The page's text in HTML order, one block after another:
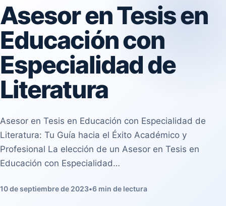
Asesor en Tesis en
Educación con
Especialidad de
Literatura
Asesor en Tesis en Educación con Especialidad de
Literatura: Tu Guía hacia el Éxito Académico y
Profesional La elección de un Asesor en Tesis en
Educación con Especialidad…
10 de septiembre de 2023•6 min de lectura